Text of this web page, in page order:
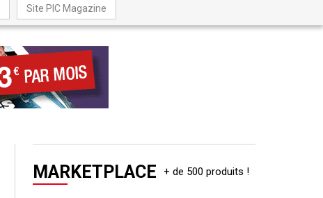
Site PIC Magazine
MARKETPLACE